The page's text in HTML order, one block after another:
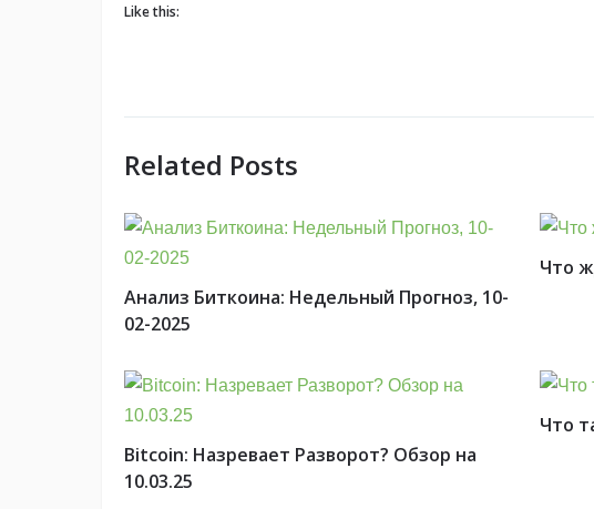
Like this:
Related Posts
Анализ Биткоина: Недельный Прогноз, 10-
02-2025
Что
Bitcoin: Назревает Разворот? Обзор на
10.03.25
Что